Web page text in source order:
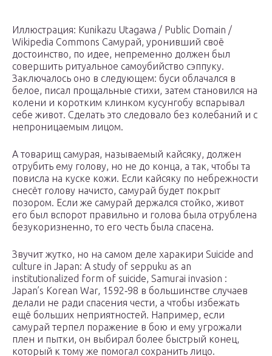
Иллюстрация: Kunikazu Utagawa / Public Domain /
Wikipedia Commons Самурай, уронивший своё
достоинство, по идее, непременно должен был
совершить ритуальное самоубийство сэппуку.
Заключалось оно в следующем: буси облачался в
белое, писал прощальные стихи, затем становился на
колени и коротким клинком кусунгобу вспарывал
себе живот. Сделать это следовало без колебаний и с
непроницаемым лицом.
А товарищ самурая, называемый кайсяку, должен
отрубить ему голову, но не до конца, а так, чтобы та
повисла на куске кожи. Если кайсяку по небрежности
снесёт голову начисто, самурай будет покрыт
позором. Если же самурай держался стойко, живот
его был вспорот правильно и голова была отрублена
безукоризненно, то его честь была спасена.
Звучит жутко, но на самом деле харакири Suicide and
culture in Japan: A study of seppuku as an
institutionalized form of suicide, Samurai invasion :
Japan’s Korean War, 1592‑98 в большинстве случаев
делали не ради спасения чести, а чтобы избежать
ещё больших неприятностей. Например, если
самурай терпел поражение в бою и ему угрожали
плен и пытки, он выбирал более быстрый конец,
который к тому же помогал сохранить лицо.